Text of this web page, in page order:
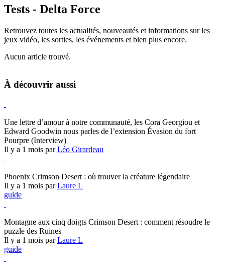
Tests - Delta Force
Retrouvez toutes les actualités, nouveautés et informations sur les
jeux vidéo, les sorties, les événements et bien plus encore.
Aucun article trouvé.
À découvrir aussi
Une lettre d’amour à notre communauté, les Cora Georgiou et
Edward Goodwin nous parles de l’extension Évasion du fort
Pourpre (Interview)
Il y a 1 mois parLéo Girardeau
Phoenix Crimson Desert : où trouver la créature légendaire
Il y a 1 mois parLaure L
guide
Montagne aux cinq doigts Crimson Desert : comment résoudre le
puzzle des Ruines
Il y a 1 mois parLaure L
guide